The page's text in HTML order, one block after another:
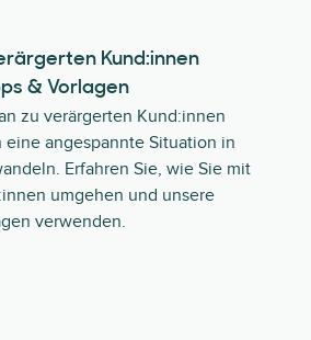
Kund:innen
& Vorlagen
zu verärgerten Kund:innen
eine angespannte Situation in
Erfahren Sie, wie Sie mit
umgehen und unsere
verwenden.